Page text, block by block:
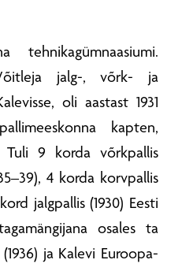
tehnikagümnaasiumi.
jalg-, võrk- ja
oli aastast 1931
kapten,
9 korda võrkpallis
4 korda korvpallis
kord jalgpallis (1930) Eesti
osales ta
ja Kalevi Euroopa-